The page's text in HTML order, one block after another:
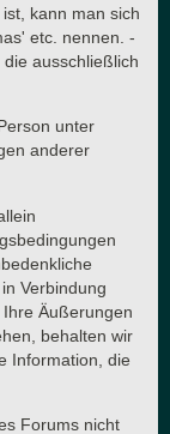
kann man sich
etc. nennen. -
ausschließlich
unter
anderer
Verbindung
Äußerungen
behalten wir
Information, die
Forums nicht